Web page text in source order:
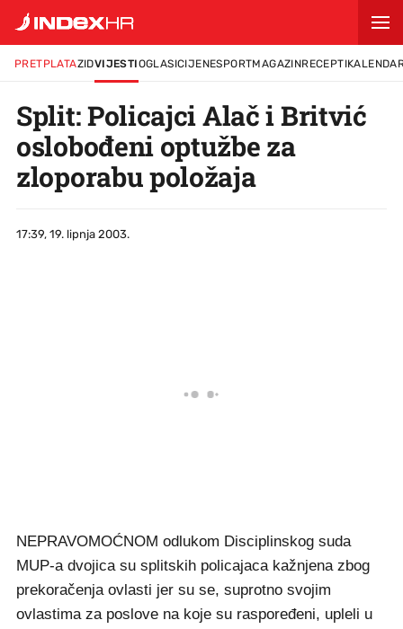
PRETPLATAZIDVIJESTIOGLASICIJENESPORTMAGAZINRECEPTI
Split: Policajci Alač i Britvić
oslobođeni optužbe za
zloporabu položaja
17:39, 19. lipnja 2003.
NEPRAVOMOĆNOM odlukom Disciplinskog suda
MUP-a dvojica su splitskih policajaca kažnjena zbog
prekoračenja ovlasti jer su se, suprotno svojim
ovlastima za poslove na koje su raspoređeni, upleli u